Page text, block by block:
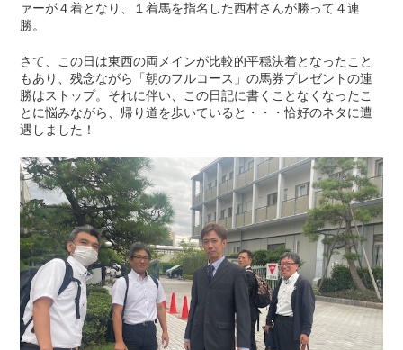
ァーが４着となり、１着馬を指名した西村さんが勝って４連
勝。
さて、この日は東西の両メインが比較的平穏決着となったこと
もあり、残念ながら「朝のフルコース」の馬券プレゼントの連
勝はストップ。それに伴い、この日記に書くことなくなったこ
とに悩みながら、帰り道を歩いていると・・・恰好のネタに遭
遇しました！